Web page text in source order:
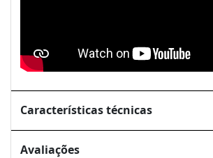
Características técnicas
Avaliações